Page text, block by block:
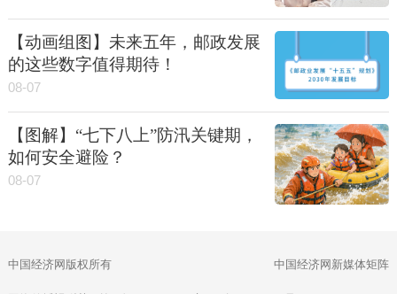
【动画组图】未来五年，邮政发展
的这些数字值得期待！
08-07
【图解】“七下八上”防汛关键期，
如何安全避险？
08-07
中国经济网版权所有 中国经济网新媒体矩阵